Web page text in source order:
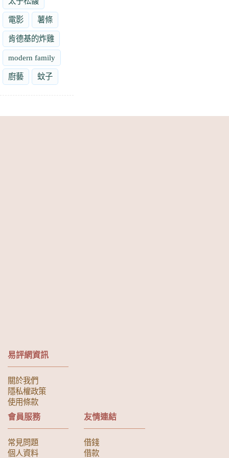
電影 薯條
肯德基的炸雞
modern family
廚藝 蚊子
易評網資訊
關於我們
隱私權政策
使用條款
會員服務
常見問題
個人資料
友情連結
借錢
借款